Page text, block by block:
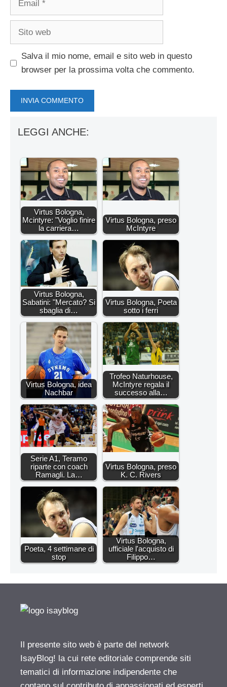
Sito
Salva il mio nome, email e sito web in questo
browser per la prossima volta che commento.
LEGGI ANCHE:
Virtus Bologna,
Mcintyre: "Voglio finire
la carriera…
Virtus Bologna, preso
McIntyre
Virtus Bologna,
Sabatini: "Mercato? Si
sbaglia di…
Virtus Bologna, Poeta
sotto i ferri
Virtus Bologna, idea
Nachbar
Trofeo Naturhouse,
McIntyre regala il
successo alla…
Serie A1, Teramo
riparte con coach
Ramagli. La…
Virtus Bologna, preso
K. C. Rivers
Poeta, 4 settimane di
stop
Virtus Bologna,
ufficiale l'acquisto di
Filippo…
Il presente sito web è parte del network
IsayBlog! la cui rete editoriale comprende siti
tematici di informazione indipendente che